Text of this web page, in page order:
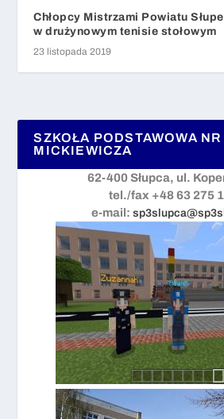
Chłopcy Mistrzami Powiatu
w drużynowym tenisie stołowym
23 listopada 2019
SZKOŁA PODSTAWOWA
MICKIEWICZA
62-400 Słupca, ul.
tel./fax +48 63 275
e-mail: